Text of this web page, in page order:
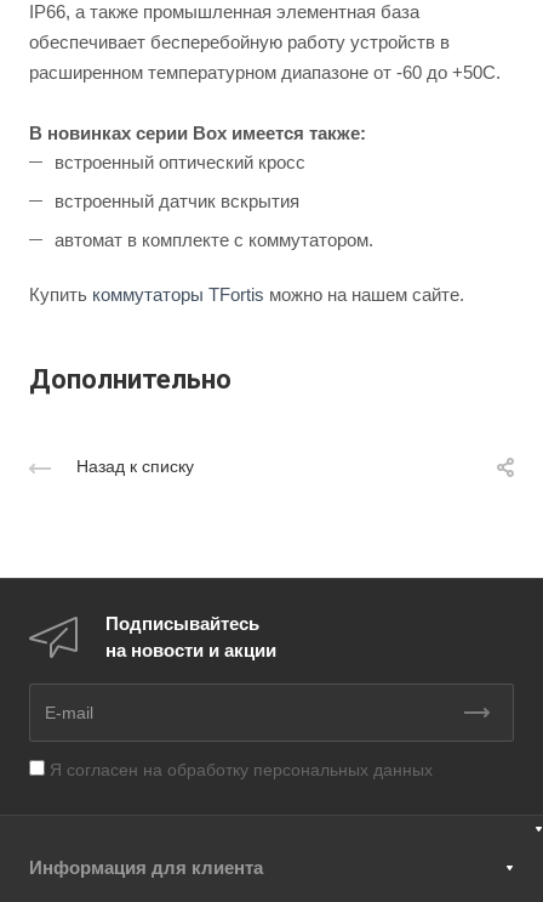
IP66, а также промышленная элементная база
обеспечивает бесперебойную работу устройств в
расширенном температурном диапазоне от -60 до +50С.
В новинках серии Box имеется также:
встроенный оптический кросс
встроенный датчик вскрытия
автомат в комплекте с коммутатором.
Купить коммутаторы TFortis можно на нашем сайте.
Дополнительно
Назад к списку
Подписывайтесь
на новости и акции
Я согласен на обработку персональных данных
Информация для клиента